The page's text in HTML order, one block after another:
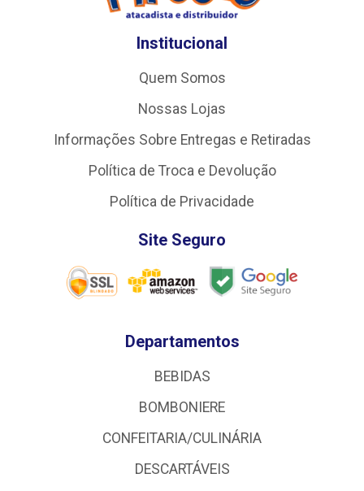
Institucional
Quem Somos
Nossas Lojas
Informações Sobre Entregas e Retiradas
Política de Troca e Devolução
Política de Privacidade
Site Seguro
Departamentos
BEBIDAS
BOMBONIERE
CONFEITARIA/CULINÁRIA
DESCARTÁVEIS